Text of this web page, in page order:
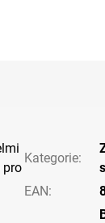
pro
Kategorie:
EAN: